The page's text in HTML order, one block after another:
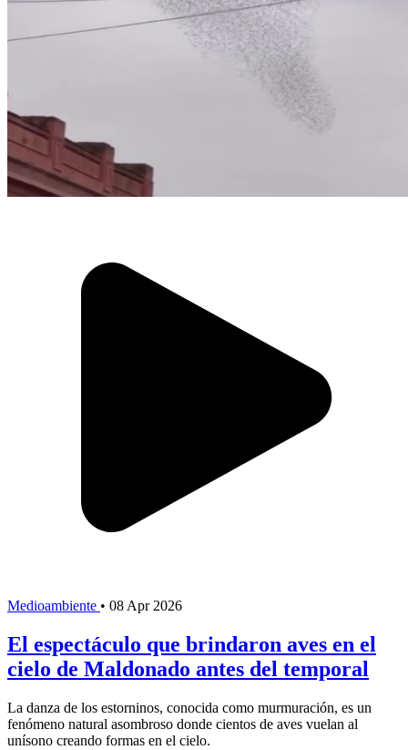
Medioambiente • 08 Apr 2026
El espectáculo que brindaron aves en el
cielo de Maldonado antes del temporal
La danza de los estorninos, conocida como murmuración, es un
fenómeno natural asombroso donde cientos de aves vuelan al
unísono creando formas en el cielo.